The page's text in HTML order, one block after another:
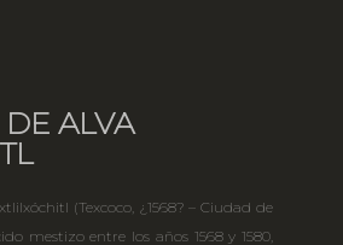
ALVA
(Texcoco, ¿1568? – Ciudad de
mestizo entre los años 1568 y 1580,